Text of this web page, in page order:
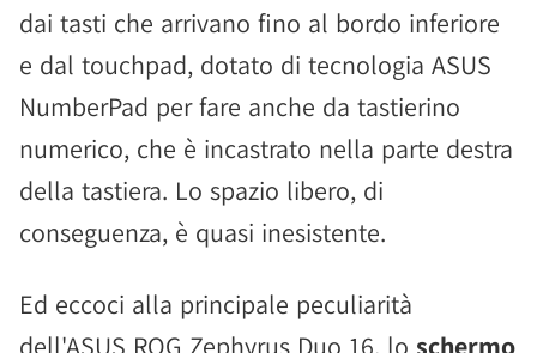
dai tasti che arrivano fino al bordo inferiore
e dal touchpad, dotato di tecnologia ASUS
NumberPad per fare anche da tastierino
numerico, che è incastrato nella parte destra
della tastiera. Lo spazio libero, di
conseguenza, è quasi inesistente.
Ed eccoci alla principale peculiarità
dell'ASUS ROG Zephyrus Duo 16, lo schermo